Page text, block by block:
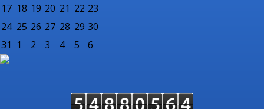
17 18 19 20 21 22 23
24 25 26 27 28 29 30
31 1 2 3 4 5 6